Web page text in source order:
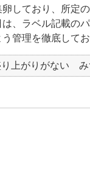
しており、所定
、ラベル記載の
管理を徹底して
上がりがない